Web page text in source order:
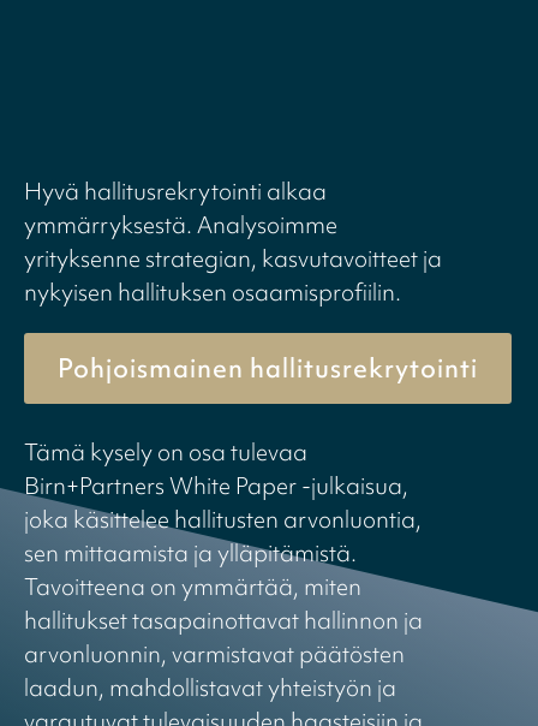
Hyvä hallitusrekrytointi alkaa
ymmärryksestä. Analysoimme
yrityksenne strategian, kasvutavoitteet ja
nykyisen hallituksen osaamisprofiilin.
Pohjoismainen hallitusrekrytointi
Tämä kysely on osa tulevaa
Birn+Partners White Paper -julkaisua,
joka käsittelee hallitusten arvonluontia,
sen mittaamista ja ylläpitämistä.
Tavoitteena on ymmärtää, miten
hallitukset tasapainottavat hallinnon ja
arvonluonnin, varmistavat päätösten
laadun, mahdollistavat yhteistyön ja